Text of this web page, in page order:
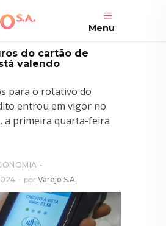
Menu
do cartão de
valendo
para o rotativo do
entrou em vigor no
a primeira quarta-feira
por Varejo S.A.